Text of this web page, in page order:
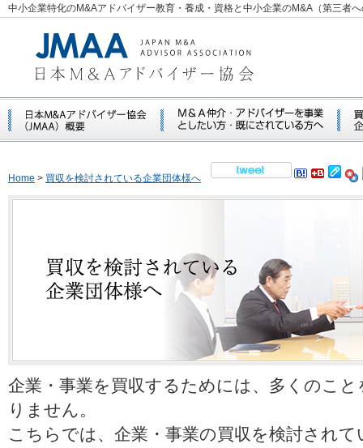
中小企業特化のM&Aアドバイザー教育・養成・資格と中小企業のM&A（第三者
Home > 買収を検討されている企業団体様へ
企業・事業を買収するためには、多くのこ
りません。
こちらでは、企業・事業の買収を検討され